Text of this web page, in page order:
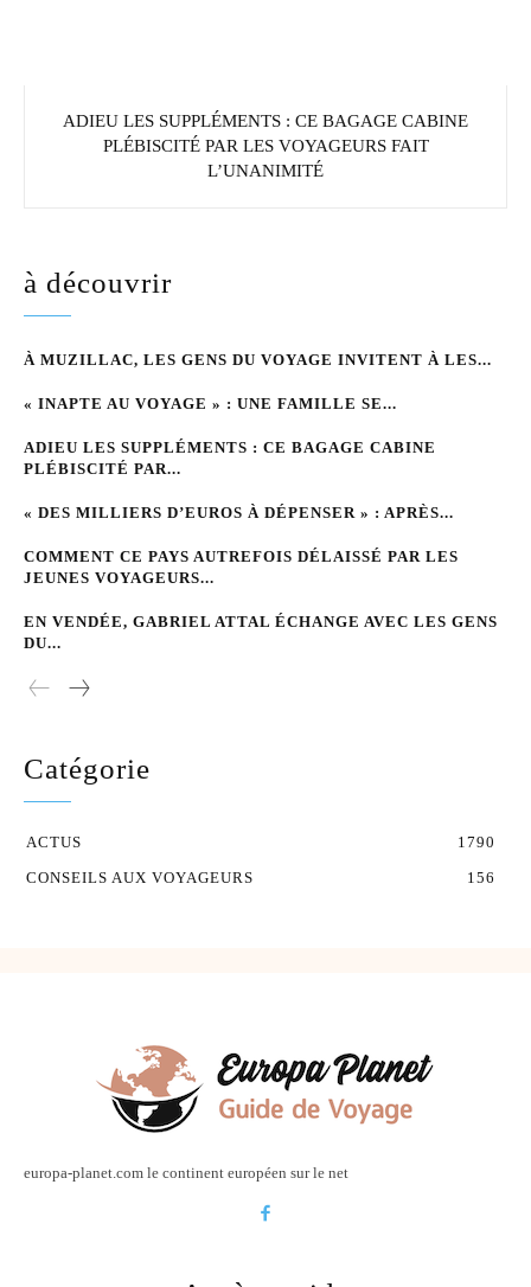
ADIEU LES SUPPLÉMENTS : CE BAGAGE CABINE
PLÉBISCITÉ PAR LES VOYAGEURS FAIT
L’UNANIMITÉ
à découvrir
À MUZILLAC, LES GENS DU VOYAGE INVITENT À LES...
« INAPTE AU VOYAGE » : UNE FAMILLE SE...
ADIEU LES SUPPLÉMENTS : CE BAGAGE CABINE
PLÉBISCITÉ PAR...
« DES MILLIERS D’EUROS À DÉPENSER » : APRÈS...
COMMENT CE PAYS AUTREFOIS DÉLAISSÉ PAR LES
JEUNES VOYAGEURS...
EN VENDÉE, GABRIEL ATTAL ÉCHANGE AVEC LES GENS
DU...
Catégorie
ACTUS
1790
CONSEILS AUX VOYAGEURS
156
europa-planet.com le continent européen sur le net